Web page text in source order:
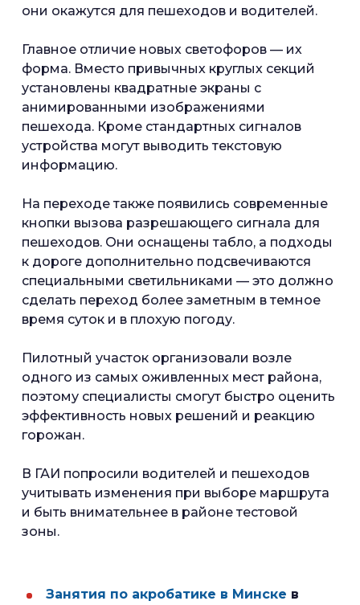
они окажутся для пешеходов и водителей.
Главное отличие новых светофоров — их
форма. Вместо привычных круглых секций
установлены квадратные экраны с
анимированными изображениями
пешехода. Кроме стандартных сигналов
устройства могут выводить текстовую
информацию.
На переходе также появились современные
кнопки вызова разрешающего сигнала для
пешеходов. Они оснащены табло, а подходы
к дороге дополнительно подсвечиваются
специальными светильниками — это должно
сделать переход более заметным в темное
время суток и в плохую погоду.
Пилотный участок организовали возле
одного из самых оживленных мест района,
поэтому специалисты смогут быстро оценить
эффективность новых решений и реакцию
горожан.
В ГАИ попросили водителей и пешеходов
учитывать изменения при выборе маршрута
и быть внимательнее в районе тестовой
зоны.
Занятия по акробатике в Минске в